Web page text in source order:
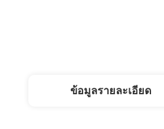
ข้อมูลรายละเอียด